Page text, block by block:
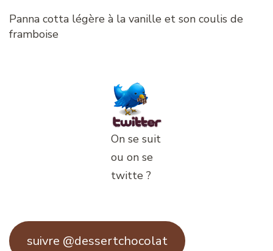
Panna cotta légère à la vanille et son coulis de
framboise
On se suit
ou on se
twitte ?
suivre @dessertchocolat